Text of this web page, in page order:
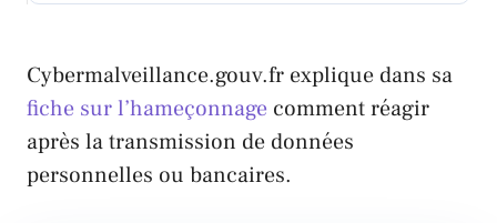
Cybermalveillance.gouv.fr explique dans sa
fiche sur l’hameçonnage comment réagir
après la transmission de données
personnelles ou bancaires.